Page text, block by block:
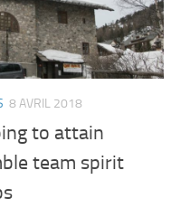
8 AVRIL 2018
to attain
team spirit